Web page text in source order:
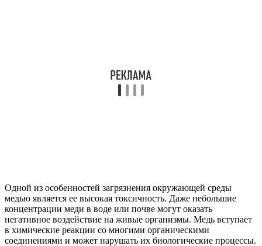
Одной из особенностей загрязнения окружающей среды
медью является ее высокая токсичность. Даже небольшие
концентрации меди в воде или почве могут оказать
негативное воздействие на живые организмы. Медь вступает
в химические реакции со многими органическими
соединениями и может нарушать их биологические процессы.